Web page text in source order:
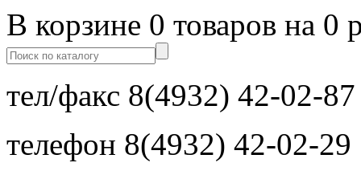
В корзине 0 товаров на 0
тел/факс 8(4932) 42-02-87
телефон 8(4932) 42-02-29